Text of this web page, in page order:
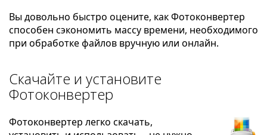
Вы довольно быстро оцените, как Фотоконвертер
способен сэкономить массу времени, необходимого
при обработке файлов вручную или онлайн.
Скачайте и установите
Фотоконвертер
Фотоконвертер легко скачать,